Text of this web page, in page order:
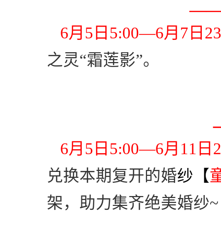
6月 5 日 5:00—6月 7 日
之灵“霜莲影”。
6月 5 日 5:00—6月 11 日
兑换本期复开的婚纱【
架，助力集齐绝美婚纱~